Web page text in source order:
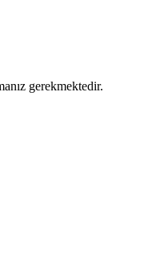
gerekmektedir.